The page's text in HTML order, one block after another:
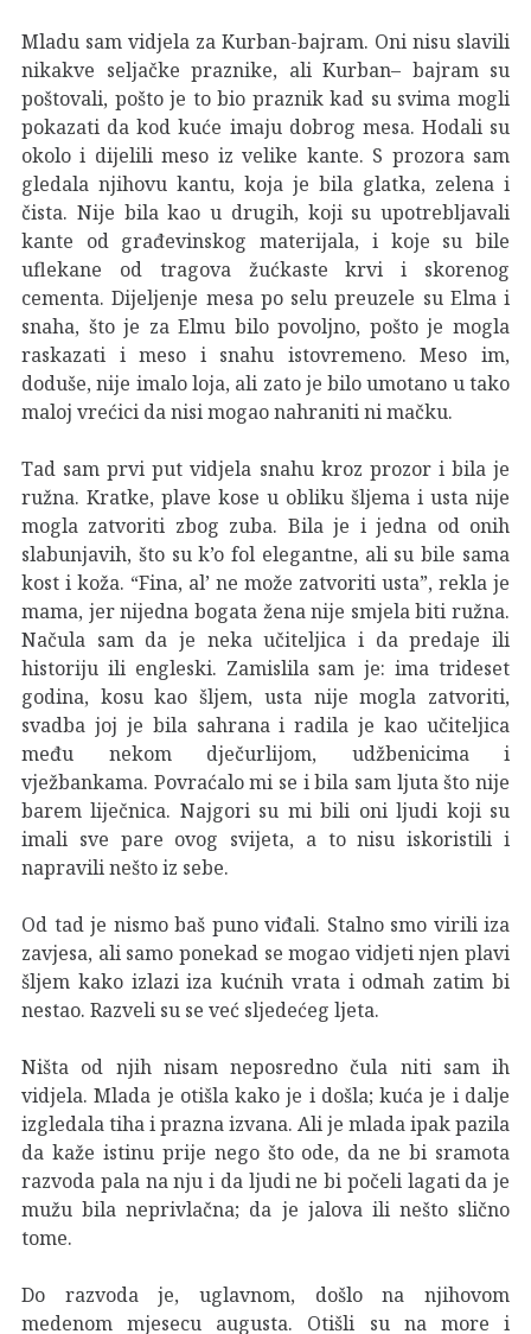
Mladu sam vidjela za Kurban-bajram. Oni nisu slavili
nikakve seljačke praznike, ali Kurban– bajram su
poštovali, pošto je to bio praznik kad su svima mogli
pokazati da kod kuće imaju dobrog mesa. Hodali su
okolo i dijelili meso iz velike kante. S prozora sam
gledala njihovu kantu, koja je bila glatka, zelena i
čista. Nije bila kao u drugih, koji su upotrebljavali
kante od građevinskog materijala, i koje su bile
uflekane od tragova žućkaste krvi i skorenog
cementa. Dijeljenje mesa po selu preuzele su Elma i
snaha, što je za Elmu bilo povoljno, pošto je mogla
raskazati i meso i snahu istovremeno. Meso im,
doduše, nije imalo loja, ali zato je bilo umotano u tako
maloj vrećici da nisi mogao nahraniti ni mačku.
Tad sam prvi put vidjela snahu kroz prozor i bila je
ružna. Kratke, plave kose u obliku šljema i usta nije
mogla zatvoriti zbog zuba. Bila je i jedna od onih
slabunjavih, što su k’o fol elegantne, ali su bile sama
kost i koža. “Fina, al’ ne može zatvoriti usta”, rekla je
mama, jer nijedna bogata žena nije smjela biti ružna.
Načula sam da je neka učiteljica i da predaje ili
historiju ili engleski. Zamislila sam je: ima trideset
godina, kosu kao šljem, usta nije mogla zatvoriti,
svadba joj je bila sahrana i radila je kao učiteljica
među nekom dječurlijom, udžbenicima i
vježbankama. Povraćalo mi se i bila sam ljuta što nije
barem liječnica. Najgori su mi bili oni ljudi koji su
imali sve pare ovog svijeta, a to nisu iskoristili i
napravili nešto iz sebe.
Od tad je nismo baš puno viđali. Stalno smo virili iza
zavjesa, ali samo ponekad se mogao vidjeti njen plavi
šljem kako izlazi iza kućnih vrata i odmah zatim bi
nestao. Razveli su se već sljedećeg ljeta.
Ništa od njih nisam neposredno čula niti sam ih
vidjela. Mlada je otišla kako je i došla; kuća je i dalje
izgledala tiha i prazna izvana. Ali je mlada ipak pazila
da kaže istinu prije nego što ode, da ne bi sramota
razvoda pala na nju i da ljudi ne bi počeli lagati da je
mužu bila neprivlačna; da je jalova ili nešto slično
tome.
Do razvoda je, uglavnom, došlo na njihovom
medenom mjesecu augusta. Otišli su na more i